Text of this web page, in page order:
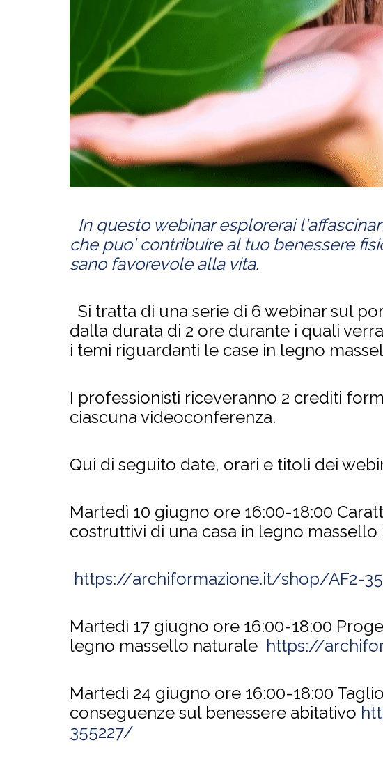
In questo webinar esplorerai
che puo' contribuire al tuo benessere
sano favorevole alla vita.
Si tratta di una serie di 6 webinar sul
dalla durata di 2 ore durante i quali
i temi riguardanti le case in legno
I professionisti riceveranno 2 crediti
ciascuna videoconferenza.
Qui di seguito date, orari e titoli dei
Martedì 10 giugno ore 16:00-18:00
costruttivi di una casa in legno
https://archiformazione.it/shop/AF2-
Martedì 17 giugno ore 16:00-18:00
legno massello naturale https://
Martedì 24 giugno ore 16:00-18:00
conseguenze sul benessere abitativo
355227/